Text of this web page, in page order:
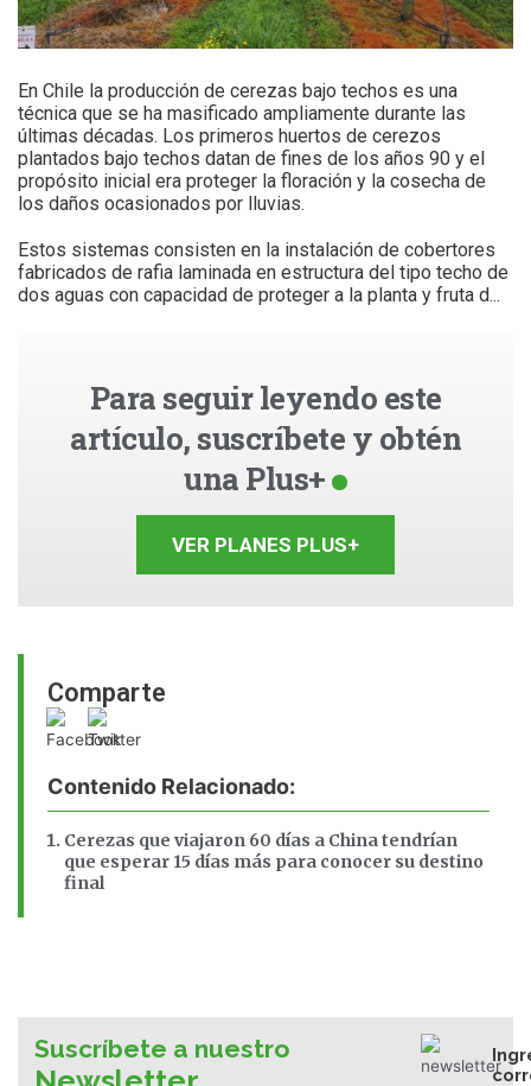
Comparte
Contenido Relacionado:
Cerezas que viajaron 60 días a China tendrían
que esperar 15 días más para conocer su destino
final
En Chile la producción de cerezas bajo techos es una
técnica que se ha masificado ampliamente durante las
últimas décadas. Los primeros huertos de cerezos
plantados bajo techos datan de fines de los años 90 y el
propósito inicial era proteger la floración y la cosecha de
los daños ocasionados por lluvias.
Estos sistemas consisten en la instalación de cobertores
fabricados de rafia laminada en estructura del tipo techo de
dos aguas con capacidad de proteger a la planta y fruta d...
Para seguir leyendo este
artículo, suscríbete y obtén
una Plus+
VER PLANES PLUS+
Suscríbete a nuestro